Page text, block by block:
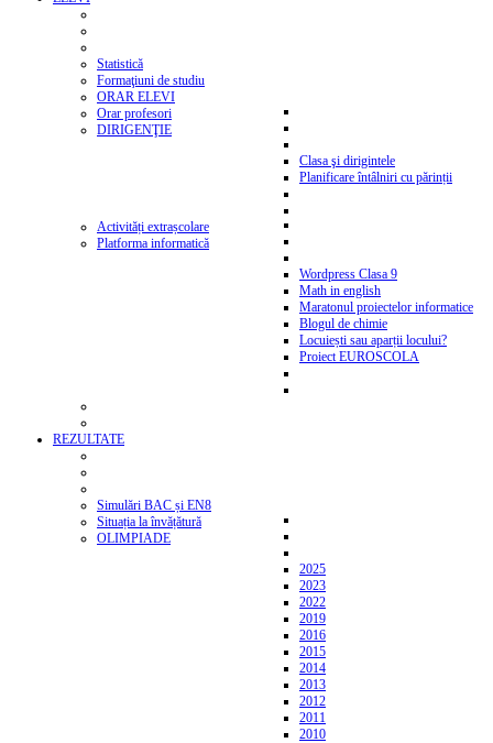
Statistică
Formaţiuni de studiu
ORAR ELEVI
Orar profesori
DIRIGENŢIE
Clasa şi dirigintele
Planificare întâlniri cu părinții
Activități extrașcolare
Platforma informatică
Wordpress Clasa 9
Math in english
Maratonul proiectelor informatice
Blogul de chimie
Locuiești sau aparții locului?
Proiect EUROSCOLA
REZULTATE
Simulări BAC și EN8
Situația la învățătură
OLIMPIADE
2025
2023
2022
2019
2016
2015
2014
2013
2012
2011
2010